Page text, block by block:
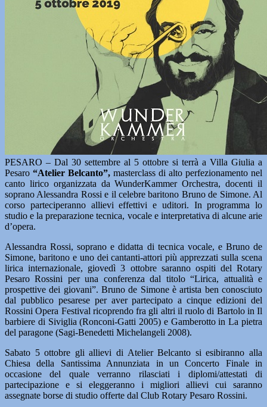
PESARO – Dal 30 settembre al 5 ottobre si terrà a Villa Giulia a
Pesaro “Atelier Belcanto”, masterclass di alto perfezionamento nel
canto lirico organizzata da WunderKammer Orchestra, docenti il
soprano Alessandra Rossi e il celebre baritono Bruno de Simone. Al
corso parteciperanno allievi effettivi e uditori. In programma lo
studio e la preparazione tecnica, vocale e interpretativa di alcune arie
d’opera.
Alessandra Rossi, soprano e didatta di tecnica vocale, e Bruno de
Simone, baritono e uno dei cantanti-attori più apprezzati sulla scena
lirica internazionale, giovedì 3 ottobre saranno ospiti del Rotary
Pesaro Rossini per una conferenza dal titolo “Lirica, attualità e
prospettive dei giovani”. Bruno de Simone è artista ben conosciuto
dal pubblico pesarese per aver partecipato a cinque edizioni del
Rossini Opera Festival ricoprendo fra gli altri il ruolo di Bartolo in Il
barbiere di Siviglia (Ronconi-Gatti 2005) e Gamberotto in La pietra
del paragone (Sagi-Benedetti Michelangeli 2008).
Sabato 5 ottobre gli allievi di Atelier Belcanto si esibiranno alla
Chiesa della Santissima Annunziata in un Concerto Finale in
occasione del quale verranno rilasciati i diplomi/attestati di
partecipazione e si eleggeranno i migliori allievi cui saranno
assegnate borse di studio offerte dal Club Rotary Pesaro Rossini.